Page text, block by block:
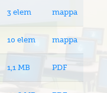
3 elem mappa
10 elem mappa
1,1 MB PDF